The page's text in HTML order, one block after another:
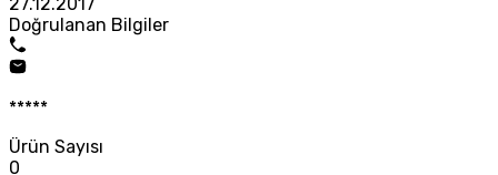
27.12.2017
Doğrulanan Bilgiler
*****
Ürün Sayısı
0